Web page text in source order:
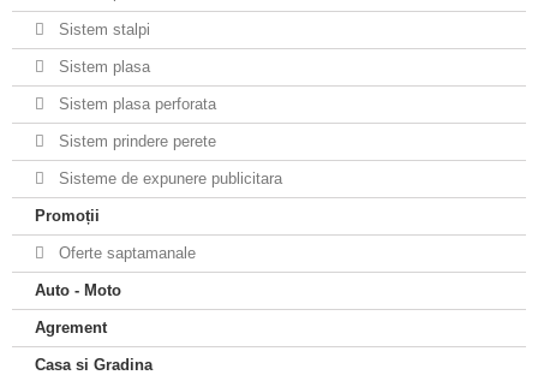
Sistem stalpi
Sistem plasa
Sistem plasa perforata
Sistem prindere perete
Sisteme de expunere publicitara
Promoții
Oferte saptamanale
Auto - Moto
Agrement
Casa si Gradina